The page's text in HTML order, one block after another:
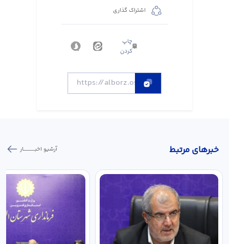
اشتراک گذاری
چاپ
کردن
خبر‌های مرتبط آرشیو اخبـــــــــــار